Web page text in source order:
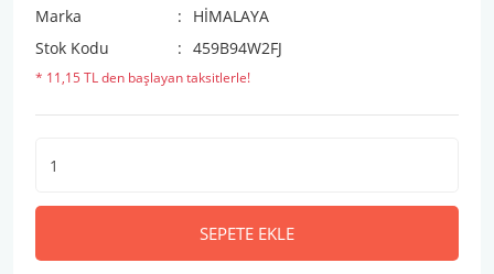
Marka
HİMALAYA
Stok Kodu
459B94W2FJ
* 11,15 TL den başlayan taksitlerle!
SEPETE EKLE